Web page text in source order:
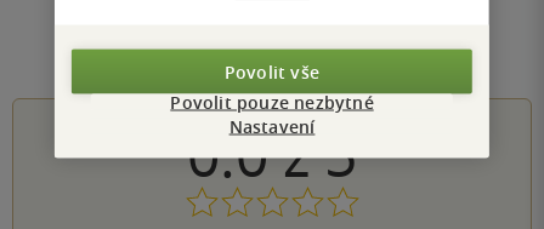
Hodnocení a recenze čtenářů
0.0z5
Povolit vše
Povolit pouze nezbytné
Nastavení